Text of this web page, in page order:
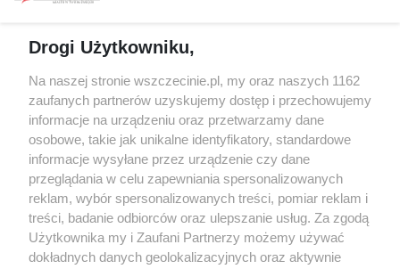
Spacery i oprowadzania
targi
Wernisaże
Więcej
Specjalny koncert z okazji
20. urodzin portalu
wSzczecinie.pl
Regulamin konkursów
śniadaniówka "Hej
Szczecin! Jest piątek!"
Partnerzy
Drogi Użytkowniku,
Na naszej stronie wszczecinie.pl, my oraz naszych 1162
zaufanych partnerów uzyskujemy dostęp i przechowujemy
informacje na urządzeniu oraz przetwarzamy dane
osobowe, takie jak unikalne identyfikatory, standardowe
informacje wysyłane przez urządzenie czy dane
przeglądania w celu zapewniania spersonalizowanych
reklam, wybór spersonalizowanych treści, pomiar reklam i
treści, badanie odbiorców oraz ulepszanie usług. Za zgodą
Użytkownika my i Zaufani Partnerzy możemy używać
dokładnych danych geolokalizacyjnych oraz aktywnie